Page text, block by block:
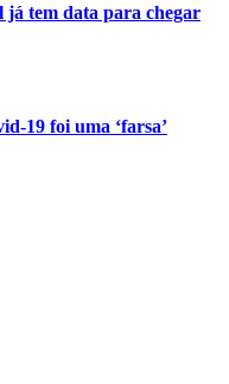
já tem data para chegar
19 foi uma ‘farsa’